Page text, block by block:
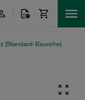
(Standard-Baureihe)